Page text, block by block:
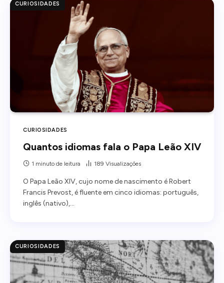
CURIOSIDADES
CURIOSIDADES
Quantos idiomas fala o Papa Leão XIV
1 minuto de leitura 189 Visualizações
O Papa Leão XIV, cujo nome de nascimento é Robert
Francis Prevost, é fluente em cinco idiomas: português,
inglês (nativo),…
CURIOSIDADES